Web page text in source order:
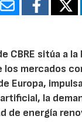
CBRE sitúa a la
los mercados
Europa,
la
de energía